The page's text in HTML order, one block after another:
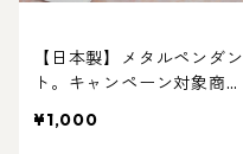
【日本製】メタルペンダン
ト。キャンペーン対象商
¥1,000